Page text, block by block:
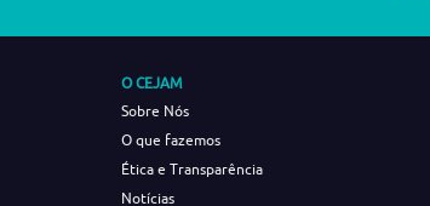
O CEJAM
Sobre Nós
O que fazemos
Ética e Transparência
Notícias